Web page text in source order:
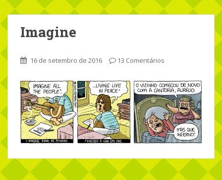
Imagine
16 de setembro de 2016 13 Comentários